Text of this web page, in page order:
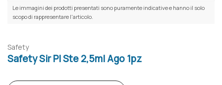
Le immagini dei prodotti presentati sono puramente indicative e hanno il solo
scopo di rappresentare l'articolo.
Safety
Safety Sir Pl Ste 2,5ml Ago 1pz